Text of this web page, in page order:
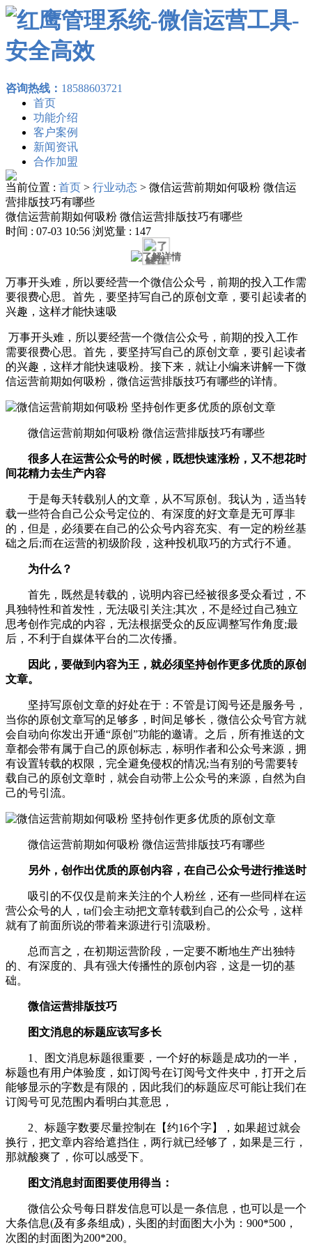
咨询热线： 18588603721
首页
功能介绍
客户案例
新闻资讯
合作加盟
当前位置 : 首页 > 行业动态 > 微信运营前期如何吸粉 微信运
营排版技巧有哪些
微信运营前期如何吸粉 微信运营排版技巧有哪些
时间 : 07-03 10:56 浏览量 : 147
万事开头难，所以要经营一个微信公众号，前期的投入工作需
要很费心思。首先，要坚持写自己的原创文章，要引起读者的
兴趣，这样才能快速吸
万事开头难，所以要经营一个微信公众号，前期的投入工作
需要很费心思。首先，要坚持写自己的原创文章，要引起读者
的兴趣，这样才能快速吸粉。接下来，就让小编来讲解一下微
信运营前期如何吸粉，微信运营排版技巧有哪些的详情。
微信运营前期如何吸粉 微信运营排版技巧有哪些
很多人在运营公众号的时候，既想快速涨粉，又不想花时
间花精力去生产内容
于是每天转载别人的文章，从不写原创。我认为，适当转
载一些符合自己公众号定位的、有深度的好文章是无可厚非
的，但是，必须要在自己的公众号内容充实、有一定的粉丝基
础之后;而在运营的初级阶段，这种投机取巧的方式行不通。
为什么？
首先，既然是转载的，说明内容已经被很多受众看过，不
具独特性和首发性，无法吸引关注;其次，不是经过自己独立
思考创作完成的内容，无法根据受众的反应调整写作角度;最
后，不利于自媒体平台的二次传播。
因此，要做到内容为王，就必须坚持创作更多优质的原创
文章。
坚持写原创文章的好处在于：不管是订阅号还是服务号，
当你的原创文章写的足够多，时间足够长，微信公众号官方就
会自动向你发出开通“原创”功能的邀请。之后，所有推送的文
章都会带有属于自己的原创标志，标明作者和公众号来源，拥
有设置转载的权限，完全避免侵权的情况;当有别的号需要转
载自己的原创文章时，就会自动带上公众号的来源，自然为自
己的号引流。
微信运营前期如何吸粉 微信运营排版技巧有哪些
另外，创作出优质的原创内容，在自己公众号进行推送时
吸引的不仅仅是前来关注的个人粉丝，还有一些同样在运
营公众号的人，ta们会主动把文章转载到自己的公众号，这样
就有了前面所说的带着来源进行引流吸粉。
总而言之，在初期运营阶段，一定要不断地生产出独特
的、有深度的、具有强大传播性的原创内容，这是一切的基
础。
微信运营排版技巧
图文消息的标题应该写多长
1、图文消息标题很重要，一个好的标题是成功的一半，
标题也有用户体验度，如订阅号在订阅号文件夹中，打开之后
能够显示的字数是有限的，因此我们的标题应尽可能让我们在
订阅号可见范围内看明白其意思，
2、标题字数要尽量控制在【约16个字】，如果超过就会
换行，把文章内容给遮挡住，两行就已经够了，如果是三行，
那就酸爽了，你可以感受下。
图文消息封面图要使用得当：
微信公众号每日群发信息可以是一条信息，也可以是一个
大条信息(及有多条组成)，头图的封面图大小为：900*500，
次图的封面图为200*200。